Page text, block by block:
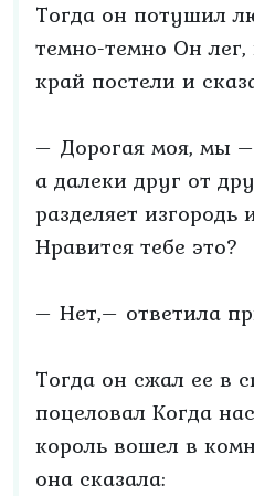
Тогда он потушил
темно-темно Он
край постели и
– Дорогая моя, мы
а далеки друг от
разделяет изгородь
Нравится тебе это?
– Нет,– ответила
Тогда он сжал ее в
поцеловал Когда
король вошел в
она сказала: